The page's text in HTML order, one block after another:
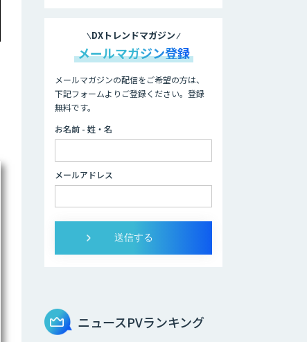
HOUNDER
伴走型でAI活用を
AIブートキャン
定コンサルティン
DXトレンドマガジン
メールマガジン登録
メールマガジンの配信をご希望の方は、
下記フォームよりご登録ください。登録
無料です。
お名前 - 姓・名
メールアドレス
ニュースPVランキング